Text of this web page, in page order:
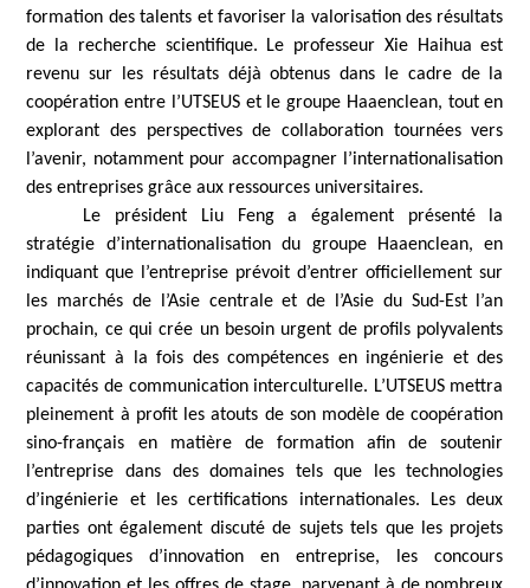
formation des talents et favoriser la valorisation des résultats
de la recherche scientifique. Le professeur Xie Haihua est
revenu sur les résultats déjà obtenus dans le cadre de la
coopération entre l’UTSEUS et le groupe Haaenclean, tout en
explorant des perspectives de collaboration tournées vers
l’avenir, notamment pour accompagner l’internationalisation
des entreprises grâce aux ressources universitaires.
Le président Liu Feng a également présenté la
stratégie d’internationalisation du groupe Haaenclean, en
indiquant que l’entreprise prévoit d’entrer officiellement sur
les marchés de l’Asie centrale et de l’Asie du Sud-Est l’an
prochain, ce qui crée un besoin urgent de profils polyvalents
réunissant à la fois des compétences en ingénierie et des
capacités de communication interculturelle. L’UTSEUS mettra
pleinement à profit les atouts de son modèle de coopération
sino-français en matière de formation afin de soutenir
l’entreprise dans des domaines tels que les technologies
d’ingénierie et les certifications internationales. Les deux
parties ont également discuté de sujets tels que les projets
pédagogiques d’innovation en entreprise, les concours